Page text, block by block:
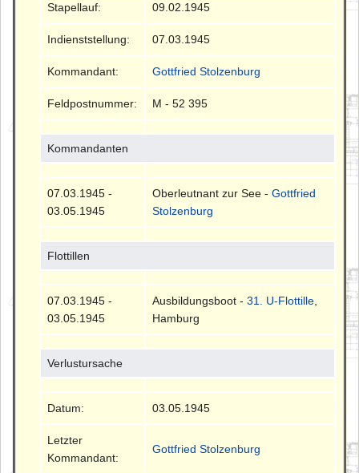
Stapellauf: 09.02.1945
Indienststellung: 07.03.1945
Kommandant: Gottfried Stolzenburg
Feldpostnummer: M - 52 395
Kommandanten
07.03.1945 -
03.05.1945
Oberleutnant zur See -Gottfried
Stolzenburg
Flottillen
07.03.1945 -
03.05.1945
Ausbildungsboot -31. U-Flottille
Hamburg
Verlustursache
Datum: 03.05.1945
Letzter
Kommandant:
Gottfried Stolzenburg